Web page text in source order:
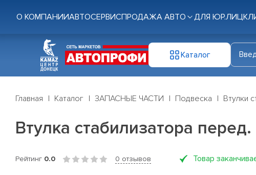
О КОМПАНИИАВТОСЕРВИСПРОДАЖА АВТО ДЛЯ ЮР.ЛИЦ
Каталог
Главная Каталог ЗАПАСНЫЕ ЧАСТИ Подвеска Втулки
Втулка стабилизатора
Рейтинг 0.0 0 отзывов Товар